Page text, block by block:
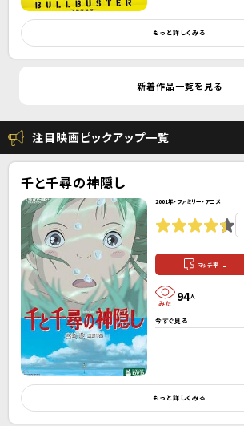
もっと詳しくみる
新着作品一覧を見る
注目映画ピックアップ一覧
千と千尋の神隠し
2001年・ファミリー・アニメ
マッチ率 -
94人
今すぐ見る
もっと詳しくみる